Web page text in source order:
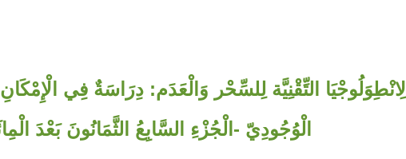
الِانْطِوَلُوجْيَا التِّقْنِيَّة لِلسِّحْر وَالْعَدَم: دِرَاسَةٌ فِي
الْوُجُودِيّ -الْجُزْءِ السَّابِعُ الثَّمَانُونَ بَعْدَ